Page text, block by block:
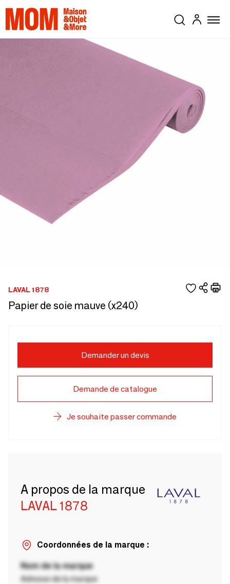
LAVAL 1878
Papier de soie mauve (x240)
Demander un devis
Demande de catalogue
Je souhaite passer commande
A propos de la marque
LAVAL 1878
Coordonnées de la marque :
Nom de la marque
Adresse de la marque